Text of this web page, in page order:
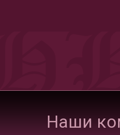
Наши